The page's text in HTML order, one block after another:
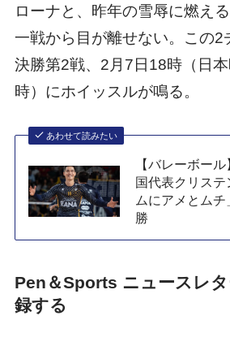
ローナと、昨年の雪辱に燃え
一戦から目が離せない。この2
決勝第2戦、2月7日18時（日
時）にホイッスルが鳴る。
あわせて読みたい
【バレーボー
国代表クリス
ムにアメとム
勝
Pen＆Sports ニュースレ
録する